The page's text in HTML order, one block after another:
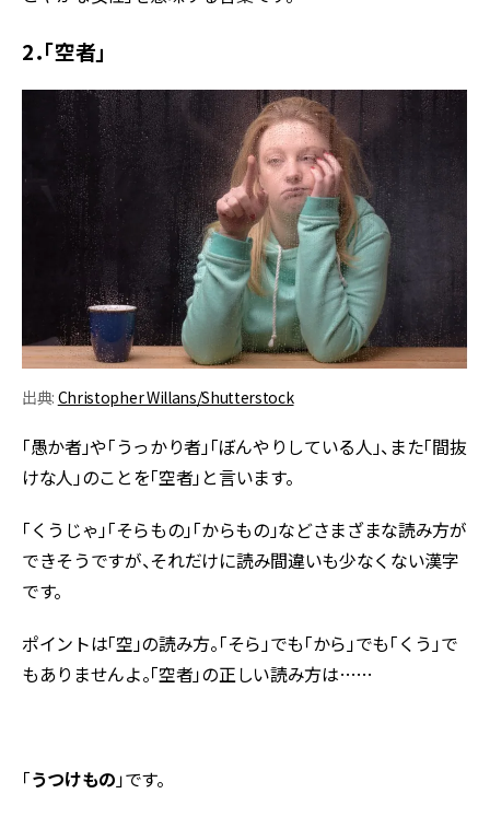
2．「空者」
出典: Christopher Willans/Shutterstock
「愚か者」や「うっかり者」「ぼんやりしている人」、また「間抜
けな人」のことを「空者」と言います。
「くうじゃ」「そらもの」「からもの」などさまざまな読み方が
できそうですが、それだけに読み間違いも少なくない漢字
です。
ポイントは「空」の読み方。「そら」でも「から」でも「くう」で
もありませんよ。「空者」の正しい読み方は……
「うつけもの」です。